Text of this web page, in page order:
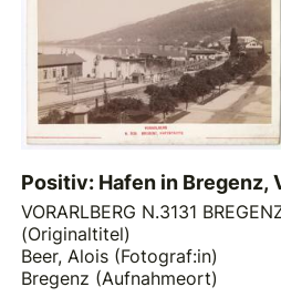
Positiv: Hafen in Bregenz,
VORARLBERG N.3131
(Originaltitel)
Beer, Alois (Fotograf:in)
Bregenz (Aufnahmeort)